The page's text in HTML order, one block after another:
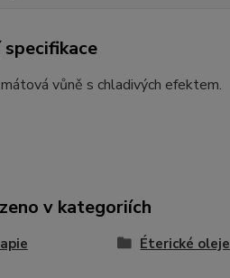
vůně s chladivých efektem.
v kategoriích
Éterické oleje